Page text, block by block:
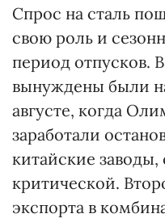
Спрос на сталь
свою роль и
период отпусков.
вынуждены были
августе, когда
заработали
китайские заводы,
критической.
экспорта в